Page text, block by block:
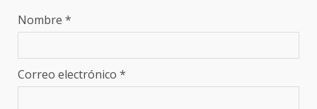
Nombre *
Correo electrónico *